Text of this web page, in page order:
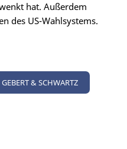
hat. Außerdem
des US-Wahlsystems.
GEBERT & SCHWARTZ